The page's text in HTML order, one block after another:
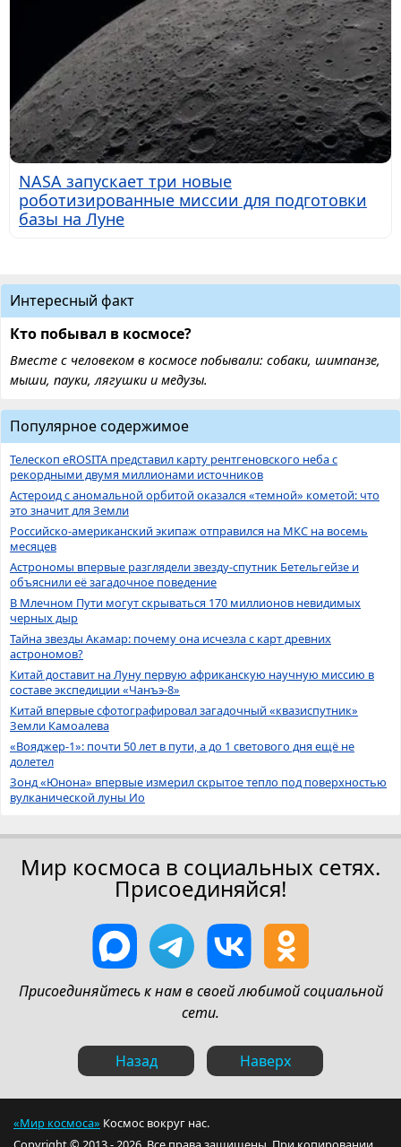
NASA запускает три новые
роботизированные миссии для подготовки
базы на Луне
Интересный факт
Кто побывал в космосе?
Вместе с человеком в космосе побывали: собаки, шимпанзе,
мыши, пауки, лягушки и медузы.
Популярное содержимое
Телескоп eROSITA представил карту рентгеновского неба с
рекордными двумя миллионами источников
Астероид с аномальной орбитой оказался «темной» кометой: что
это значит для Земли
Российско-американский экипаж отправился на МКС на восемь
месяцев
Астрономы впервые разглядели звезду-спутник Бетельгейзе и
объяснили её загадочное поведение
В Млечном Пути могут скрываться 170 миллионов невидимых
черных дыр
Тайна звезды Акамар: почему она исчезла с карт древних
астрономов?
Китай доставит на Луну первую африканскую научную миссию в
составе экспедиции «Чанъэ-8»
Китай впервые сфотографировал загадочный «квазиспутник»
Земли Камоалева
«Вояджер-1»: почти 50 лет в пути, а до 1 светового дня ещё не
долетел
Зонд «Юнона» впервые измерил скрытое тепло под поверхностью
вулканической луны Ио
Мир космоса в социальных сетях.
Присоединяйся!
Присоединяйтесь к нам в своей любимой социальной
сети.
Назад Наверх
«Мир космоса» Космос вокруг нас.